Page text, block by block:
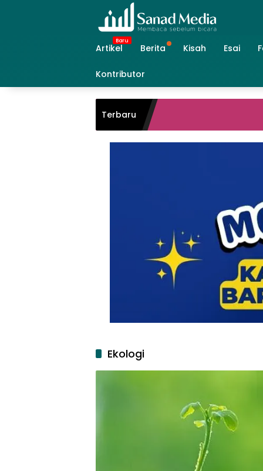
Artikel
Berita Kisah Esai
Kontributor
Terbaru
Ekologi